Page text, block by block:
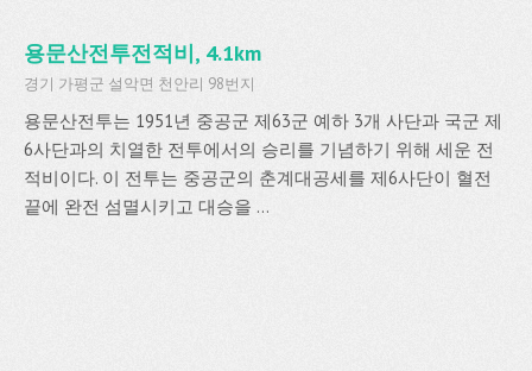
용문산전투전적비, 4.1km
경기 가평군 설악면 천안리 98번지
용문산전투는 1951년 중공군 제63군 예하 3개 사단과 국군 제
6사단과의 치열한 전투에서의 승리를 기념하기 위해 세운 전
적비이다. 이 전투는 중공군의 춘계대공세를 제6사단이 혈전
끝에 완전 섬멸시키고 대승을 ...